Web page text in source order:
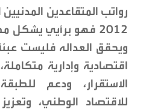
رواتب المتقاعدين
٢٠١٢ فهو برأيي يشكل
ويحقق العداله فليست
اقتصادية وإدارية
الاستقرار، ودعم
للاقتصاد الوطني،